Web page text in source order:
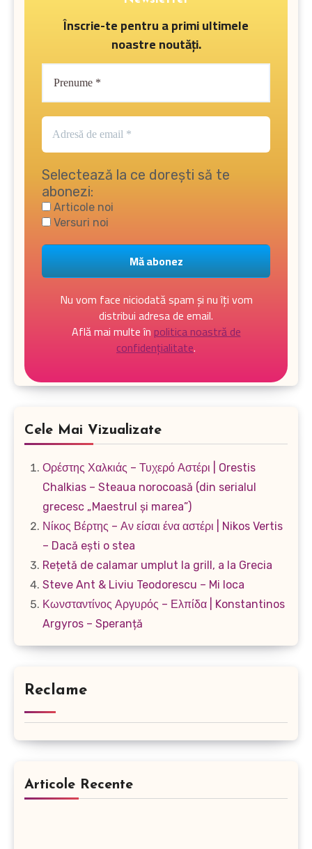
Înscrie-te pentru a primi ultimele
noastre noutăți.
Selectează la ce dorești să te
abonezi:
Articole noi
Versuri noi
Nu vom face niciodată spam și nu îți vom
distribui adresa de email.
Află mai multe în politica noastră de
confidențialitate.
Cele Mai Vizualizate
Ορέστης Χαλκιάς – Τυχερό Αστέρι | Orestis
Chalkias – Steaua norocoasă (din serialul
grecesc „Maestrul și marea”)
Νίκος Βέρτης – Αν είσαι ένα αστέρι | Nikos Vertis
– Dacă ești o stea
Rețetă de calamar umplut la grill, a la Grecia
Steve Ant & Liviu Teodorescu – Mi loca
Κωνσταντίνος Αργυρός – Ελπίδα | Konstantinos
Argyros – Speranță
Reclame
Articole Recente